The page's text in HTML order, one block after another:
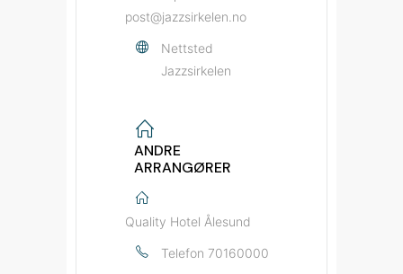
post@jazzsirkelen.no
Nettsted
Jazzsirkelen
ANDRE
ARRANGØRER
Quality Hotel Ålesund
Telefon 70160000